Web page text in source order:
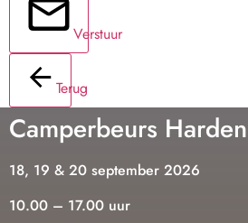
Verstuur
Terug
Camperbeurs
18, 19 & 20 september 2026
10.00 – 17.00 uur